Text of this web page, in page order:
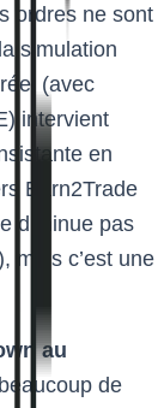
ordres ne sont
simulation
(avec
intervient
en
Earn2Trade
diminue pas
mais c’est une
au
de